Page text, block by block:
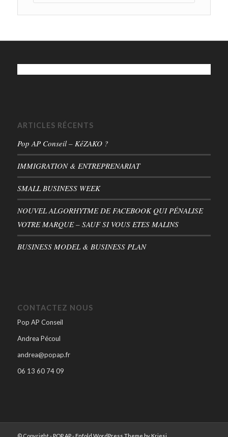
ARTICLES RÉCENTS
Pop AP Conseil – KéZAKO ?
IMMIGRATION & ENTREPRENARIAT
SMALL BUSINESS WEEK
NOUVEL ALGORHYTME DE FACEBOOK QUI PÉNALISE
VOTRE MARQUE – SAUF SI VOUS ETES MALINS
BUSINESS MODEL & BUSINESS PLAN
CONTACTEZ NOUS
Pop AP Conseil
Andrea Pécoul
andrea@popap.fr
06 13 60 74 09